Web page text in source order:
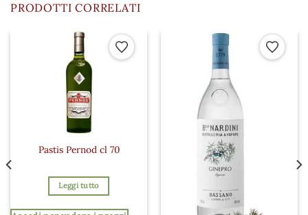
PRODOTTI CORRELATI
Aggiungi ai preferiti
Pastis Pernod cl 70
Leggi tutto